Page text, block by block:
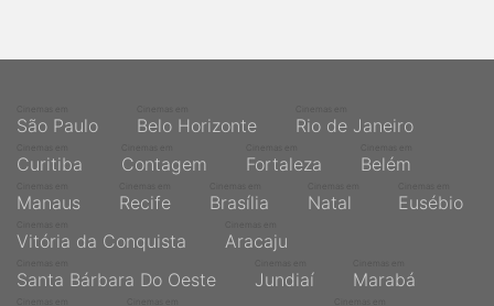
São Paulo Belo Horizonte Rio de Janeiro
Curitiba Contagem Fortaleza Belém
Manaus Recife Brasília Natal Eusébio
Vitória da Conquista Aracaju
Santa Bárbara Do Oeste Jundiaí Marabá